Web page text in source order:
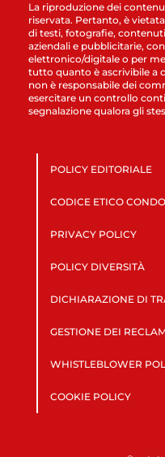
La riproduzione dei
riservata. Pertanto, è
di testi, fotografie,
aziendali e pubblicitarie,
elettronico/digitale o per
tutto quanto è ascrivibile a
non è responsabile dei
esercitare un controllo
segnalazione qualora gli
POLICY EDITORIALE
CODICE ETICO
PRIVACY POLICY
POLICY DIVERSITÀ
DICHIARAZIONE DI
GESTIONE DEI
WHISTLEBLOWER
COOKIE POLICY